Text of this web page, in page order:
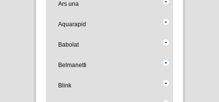
Ars una
Aquarapid
Babolat
Belmanetti
Blink